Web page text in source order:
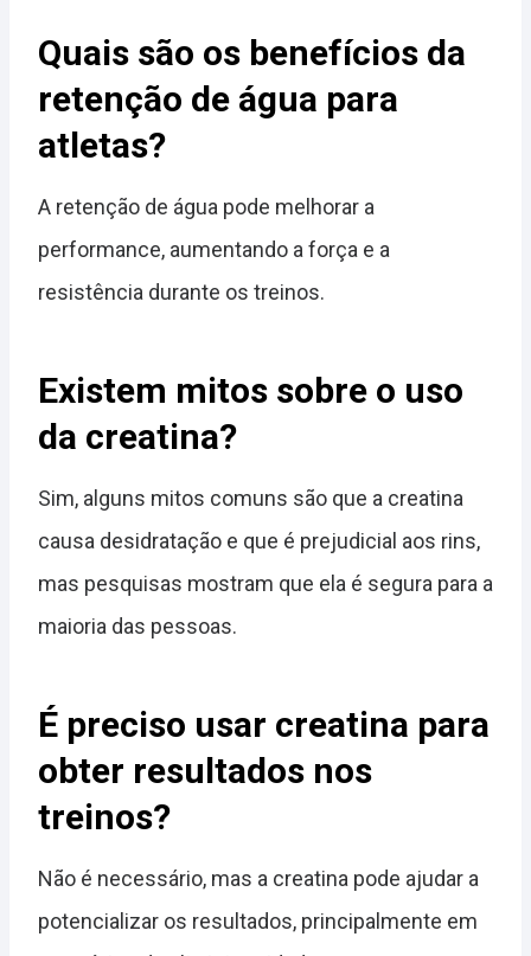
Quais são os benefícios da
retenção de água para
atletas?
A retenção de água pode melhorar a
performance, aumentando a força e a
resistência durante os treinos.
Existem mitos sobre o uso
da creatina?
Sim, alguns mitos comuns são que a creatina
causa desidratação e que é prejudicial aos rins,
mas pesquisas mostram que ela é segura para a
maioria das pessoas.
É preciso usar creatina para
obter resultados nos
treinos?
Não é necessário, mas a creatina pode ajudar a
potencializar os resultados, principalmente em